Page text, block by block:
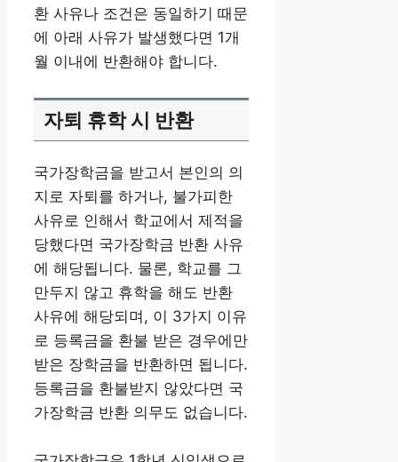
환 사유나 조건은 동일하기 때문
에 아래 사유가 발생했다면 1개
월 이내에 반환해야 합니다.
자퇴 휴학 시 반환
국가장학금을 받고서 본인의 의
지로 자퇴를 하거나, 불가피한
사유로 인해서 학교에서 제적을
당했다면 국가장학금 반환 사유
에 해당됩니다. 물론, 학교를 그
만두지 않고 휴학을 해도 반환
사유에 해당되며, 이 3가지 이유
로 등록금을 환불 받은 경우에만
받은 장학금을 반환하면 됩니다.
등록금을 환불받지 않았다면 국
가장학금 반환 의무도 없습니다.